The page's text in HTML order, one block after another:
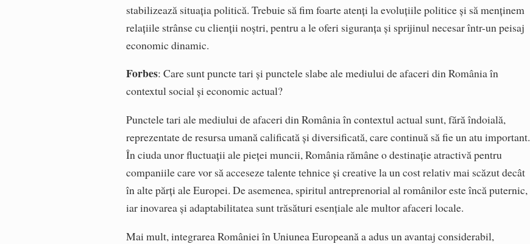
stabilizează situația politică. Trebuie să fim foarte atenți la evoluțiile politice și să menținem
relațiile strânse cu clienții noștri, pentru a le oferi siguranța și sprijinul necesar într-un peisaj
economic dinamic.
Forbes: Care sunt puncte tari și punctele slabe ale mediului de afaceri din România în
contextul social și economic actual?
Punctele tari ale mediului de afaceri din România în contextul actual sunt, fără îndoială,
reprezentate de resursa umană calificată și diversificată, care continuă să fie un atu important.
În ciuda unor fluctuații ale pieței muncii, România rămâne o destinație atractivă pentru
companiile care vor să acceseze talente tehnice și creative la un cost relativ mai scăzut decât
în alte părți ale Europei. De asemenea, spiritul antreprenorial al românilor este încă puternic,
iar inovarea și adaptabilitatea sunt trăsături esențiale ale multor afaceri locale.
Mai mult, integrarea României în Uniunea Europeană a adus un avantaj considerabil,